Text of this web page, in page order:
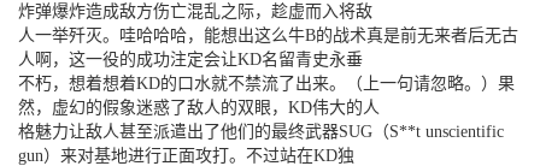
炸弹爆炸造成敌方伤亡混乱之际，趁虚而入将敌
人一举歼灭。哇哈哈哈，能想出这么牛B的战术真是前无来者后无古
人啊，这一役的成功注定会让KD名留青史永垂
不朽，想着想着KD的口水就不禁流了出来。（上一句请忽略。）果
然，虚幻的假象迷惑了敌人的双眼，KD伟大的人
格魅力让敌人甚至派遣出了他们的最终武器SUG（S**t unscientific
gun）来对基地进行正面攻打。不过站在KD独